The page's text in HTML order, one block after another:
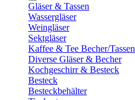
Gläser & Tassen
Wassergläser
Weingläser
Sektgläser
Kaffee & Tee Becher/Tassen
Diverse Gläser & Becher
Kochgeschirr & Besteck
Besteck
Besteckbehälter